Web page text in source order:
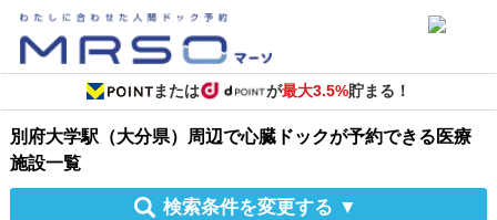
または が最大3.5%貯まる！
別府大学駅（大分県）周辺で心臓ドックが予約できる医療
施設一覧
検索条件を変更する ▼